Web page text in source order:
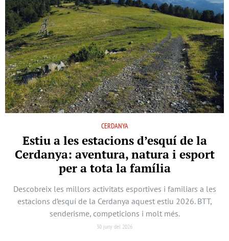
CERDANYA
Estiu a les estacions d’esquí de la
Cerdanya: aventura, natura i esport
per a tota la família
Descobreix les millors activitats esportives i familiars a les
estacions d’esquí de la Cerdanya aquest estiu 2026. BTT,
senderisme, competicions i molt més.
30 juny del 2026